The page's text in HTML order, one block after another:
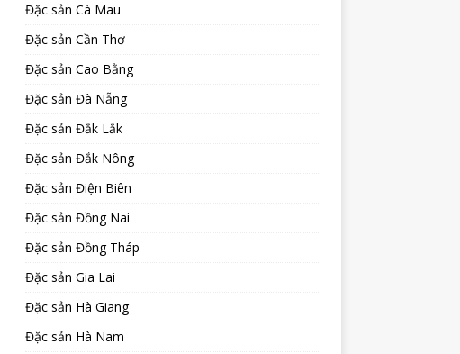
Đặc sản Cà Mau
Đặc sản Cần Thơ
Đặc sản Cao Bằng
Đặc sản Đà Nẵng
Đặc sản Đắk Lắk
Đặc sản Đắk Nông
Đặc sản Điện Biên
Đặc sản Đồng Nai
Đặc sản Đồng Tháp
Đặc sản Gia Lai
Đặc sản Hà Giang
Đặc sản Hà Nam